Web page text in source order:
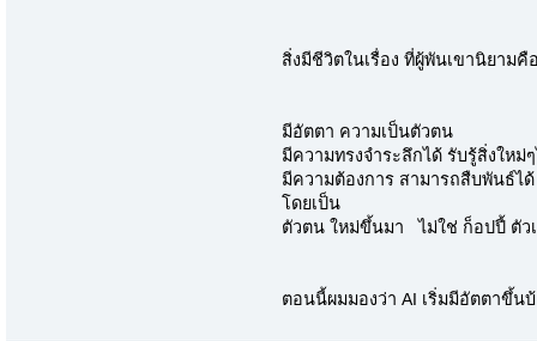
สิ่งมีชีวิตในเรื่อง ที่ผู้พันเขานิยามคื
มีอัตตา ความเป็นตัวตน
มีความทรงจำระลึกได้ รับรู้สิ่งให
มีความต้องการ สามารถสืบพันธ์ไ
โดยเป็น
ตัวตน ใหม่ขึ้นมา ไม่ใช่ ก็อปปี้ ตัว
ตอนนี้ผมมองว่า AI เริ่มมีอัตตาขึ้น